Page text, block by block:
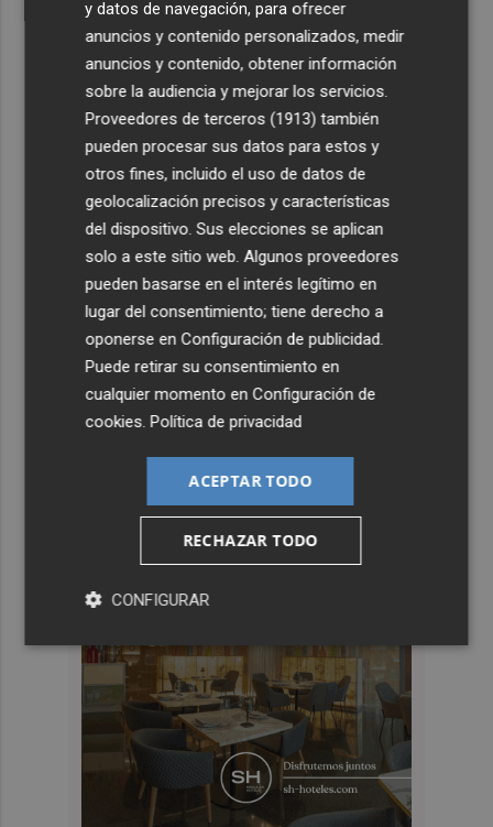
y datos de navegación, para ofrecer
anuncios y contenido personalizados, medir
anuncios y contenido, obtener información
sobre la audiencia y mejorar los servicios.
Proveedores de terceros (1913) también
pueden procesar sus datos para estos y
otros fines, incluido el uso de datos de
geolocalización precisos y características
del dispositivo. Sus elecciones se aplican
solo a este sitio web. Algunos proveedores
pueden basarse en el interés legítimo en
lugar del consentimiento; tiene derecho a
oponerse enConfiguración de publicidad
Puede retirar su consentimiento en
cualquier momento enConfiguración de
cookies .Política de privacidad
ACEPTAR TODO
RECHAZAR TODO
CONFIGURAR